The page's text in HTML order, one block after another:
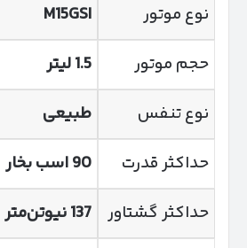
نوع موتور
M15GSI
حجم موتور
1.5 لیتر
نوع تنفس
طبیعی
حداکثر قدرت
90 اسب بخار
حداکثر گشتاور
137 نیوتن‌متر